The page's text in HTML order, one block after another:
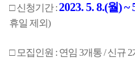
□ 신청기간 : 2023. 5. 8.(월) ~
휴일 제외)
□ 모집인원 : 연임 3개통 / 신규 2